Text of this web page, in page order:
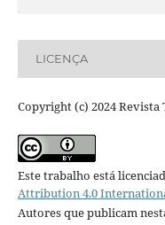
LICENÇA
Copyright (c) 2024 Revista
Este trabalho está
Attribution 4.0
Autores que publicam